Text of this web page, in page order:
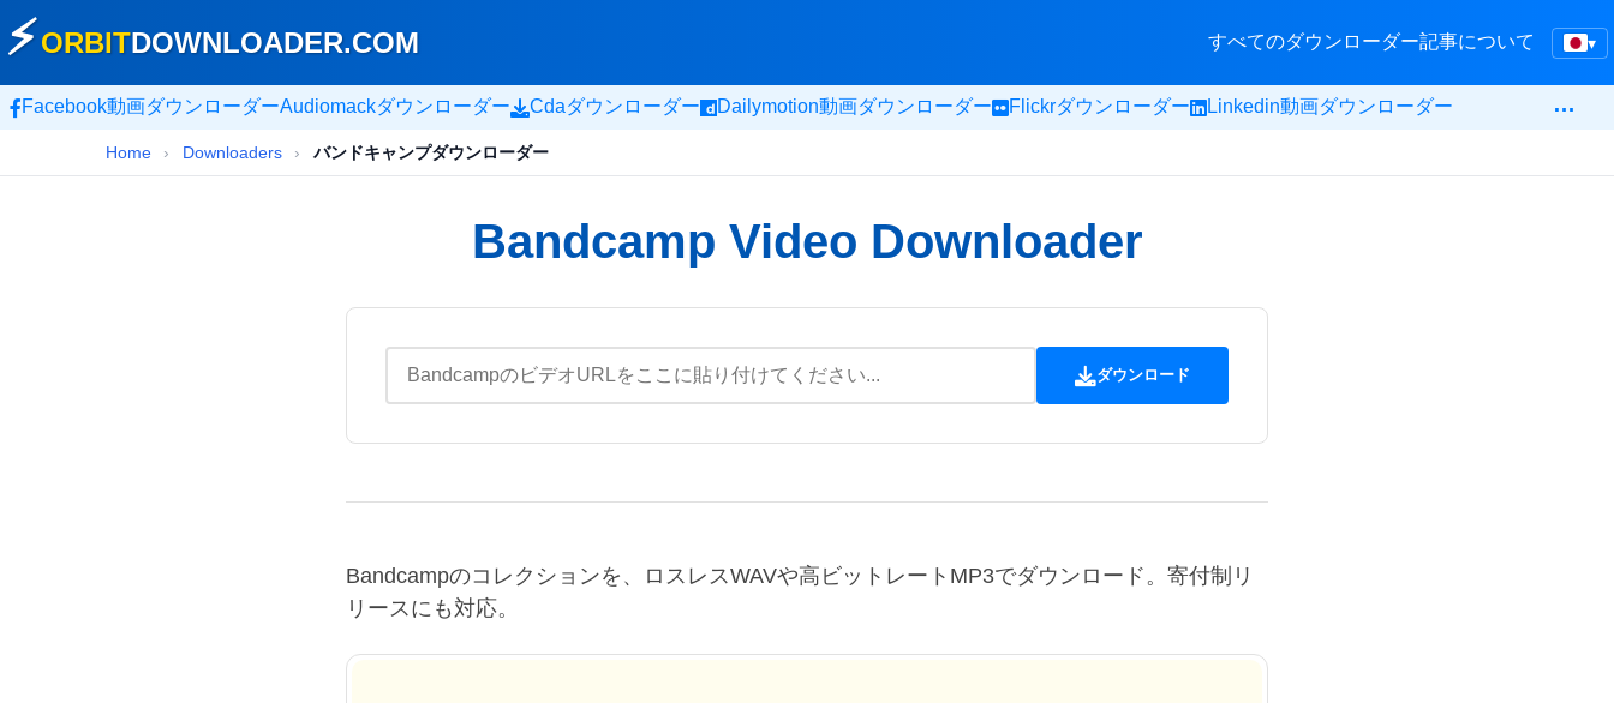
▾
⚡ORBITDOWNLOADER.COM すべてのダウンローダー記事について
Facebook動画ダウンローダーAudiomackダウンローダー Cdaダウンローダー Dailymotion動画ダウンローダー Flickrダウンローダー Linkedin動画ダウンローダー …
Home › Downloaders › バンドキャンプダウンローダー
Bandcamp Video Downloader
ダウンロード
Bandcampのコレクションを、ロスレスWAVや高ビットレートMP3でダウンロード。寄付制リ
リースにも対応。